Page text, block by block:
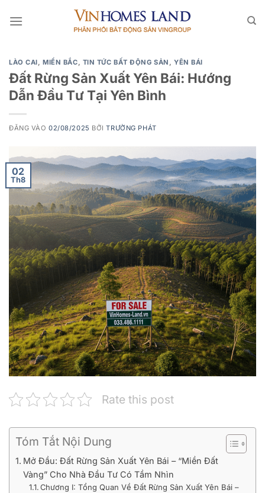
qua
LÀO CAI,MIỀN BẮC, TIN TỨC BẤT ĐỘNG SẢN , YÊN BÁI
Đất Rừng Sản Xuất Yên Bái: Hướng
Dẫn Đầu Tư Tại Yên Bình
ĐĂNG VÀO02/08/2025 BỞITRƯỜNG PHÁT
02
Th8
Rate this post
Tóm Tắt Nội Dung
Mở Đầu: Đất Rừng Sản Xuất Yên Bái – “Miền Đất
Vàng” Cho Nhà Đầu Tư Có Tầm Nhìn
Chương I: Tổng Quan Về Đất Rừng Sản Xuất Yên Bái –